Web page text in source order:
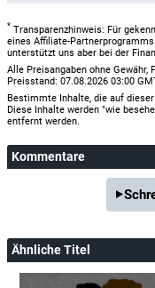
* Transparenzhinweis: Für
eines Affiliate-
unterstützt uns aber bei der
Alle Preisangaben ohne
Preisstand: 07.08.2026 03:00
Bestimmte Inhalte, die auf
Diese Inhalte werden "wie
entfernt werden.
Kommentare
Ähnliche Titel